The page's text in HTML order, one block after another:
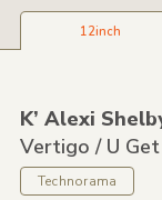
12inch
K’ Alexi
Vertigo /U
Technorama